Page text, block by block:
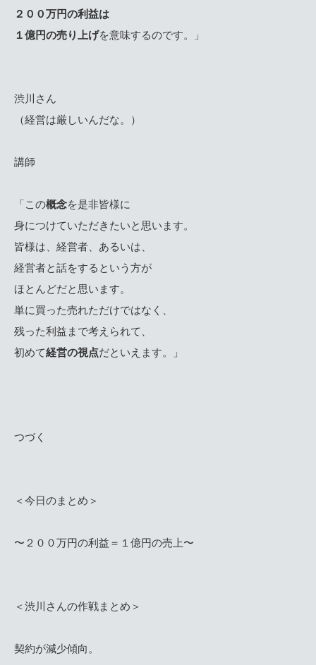
２００万円の利益は
１億円の売り上げを意味するのです。」
渋川さん
（経営は厳しいんだな。）
講師
「この概念を是非皆様に
身につけていただきたいと思います。
皆様は、経営者、あるいは、
経営者と話をするという方が
ほとんどだと思います。
単に買った売れただけではなく、
残った利益まで考えられて、
初めて経営の視点だといえます。」
つづく
＜今日のまとめ＞
〜２００万円の利益＝１億円の売上〜
＜渋川さんの作戦まとめ＞
契約が減少傾向。